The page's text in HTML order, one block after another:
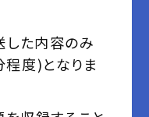
した内容のみ
程度)となりま